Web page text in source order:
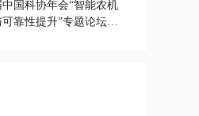
国科协年会“智能农机
靠性提升”专题论坛在